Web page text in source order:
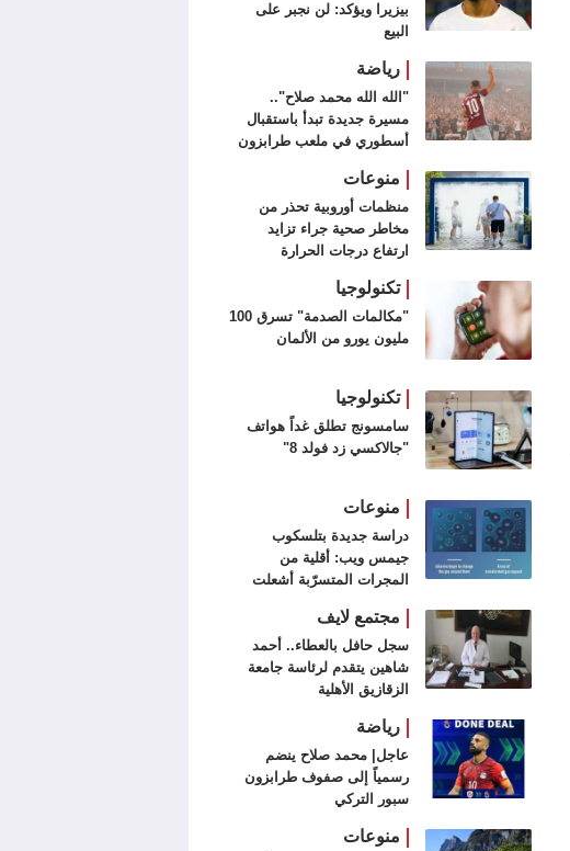
بيزيرا ويؤكد: لن نجبر على
البيع
رياضة
"الله الله محمد صلاح"..
مسيرة جديدة تبدأ باستقبال
أسطوري في ملعب طرابزون
منوعات
منظمات أوروبية تحذر من
مخاطر صحية جراء تزايد
ارتفاع درجات الحرارة
تكنولوجيا
"مكالمات الصدمة" تسرق 100
مليون يورو من الألمان
تكنولوجيا
سامسونج تطلق غداً هواتف
"جالاكسي زد فولد 8"
منوعات
دراسة جديدة بتلسكوب
جيمس ويب: أقلية من
المجرات المتسرّبة أشعلت
مجتمع لايف
سجل حافل بالعطاء.. أحمد
شاهين يتقدم لرئاسة جامعة
الزقازيق الأهلية
رياضة
عاجل| محمد صلاح ينضم
رسمياً إلى صفوف طرابزون
سبور التركي
منوعات